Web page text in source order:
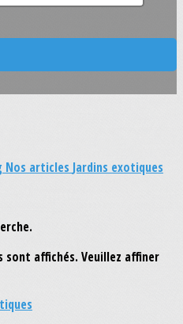
Nos articles Jardins exotiques
sont affichés. Veuillez affiner